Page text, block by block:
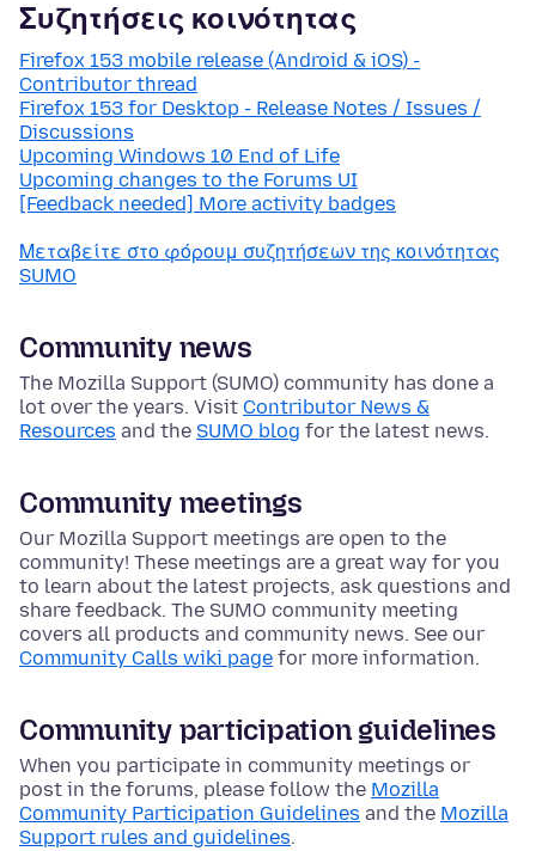
Συζητήσεις κοινότητας
Firefox 153 mobile release (Android & iOS) -
Contributor thread
Firefox 153 for Desktop - Release Notes / Issues /
Discussions
Upcoming Windows 10 End of Life
Upcoming changes to the Forums UI
[Feedback needed] More activity badges
Μεταβείτε στο φόρουμ συζητήσεων της κοινότητας
SUMO
Community news
The Mozilla Support (SUMO) community has done a
lot over the years. Visit Contributor News &
Resources and the SUMO blog for the latest news.
Community meetings
Our Mozilla Support meetings are open to the
community! These meetings are a great way for you
to learn about the latest projects, ask questions and
share feedback. The SUMO community meeting
covers all products and community news. See our
Community Calls wiki page for more information.
Community participation guidelines
When you participate in community meetings or
post in the forums, please follow the Mozilla
Community Participation Guidelines and the Mozilla
Support rules and guidelines.